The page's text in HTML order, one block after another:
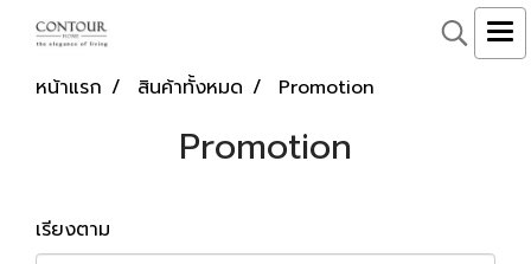
หน้าแรก สินค้าทั้งหมด Promotion
Promotion
เรียงตาม